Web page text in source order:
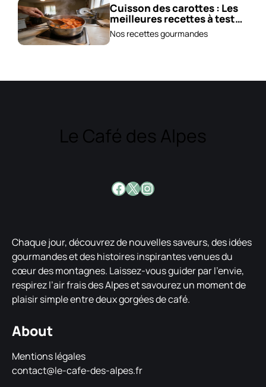
Cuisson des carottes : Les
meilleures recettes à tester
!Nos recettes gourmandes
Le Café des Alpes
Facebook
X Instagram
Chaque jour, découvrez de nouvelles saveurs, des idées
gourmandes et des histoires inspirantes venues du
cœur des montagnes. Laissez-vous guider par l’envie,
respirez l’air frais des Alpes et savourez un moment de
plaisir simple entre deux gorgées de café.
About
Mentions légales
contact@le-cafe-des-alpes.fr